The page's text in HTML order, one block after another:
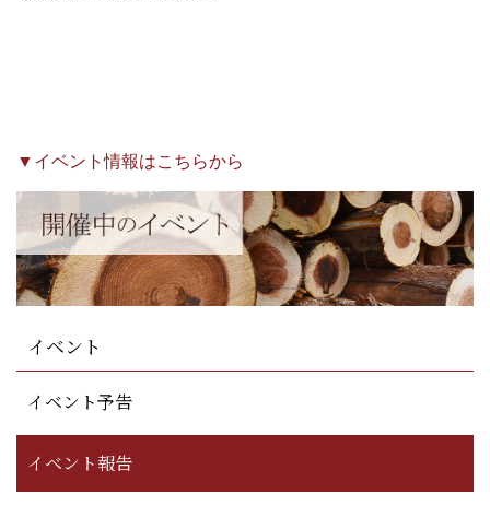
▼イベント情報はこちらから
イベント
イベント予告
イベント報告